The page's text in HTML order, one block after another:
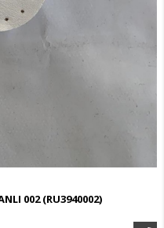
002(RU3940002)